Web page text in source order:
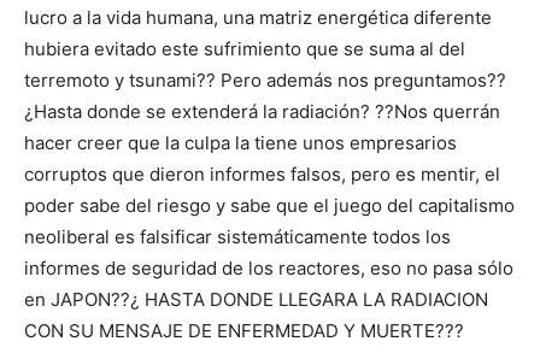
lucro a la vida humana, una matriz energética diferente
hubiera evitado este sufrimiento que se suma al del
terremoto y tsunami?? Pero además nos preguntamos??
¿Hasta donde se extenderá la radiación? ??Nos querrán
hacer creer que la culpa la tiene unos empresarios
corruptos que dieron informes falsos, pero es mentir, el
poder sabe del riesgo y sabe que el juego del capitalismo
neoliberal es falsificar sistemáticamente todos los
informes de seguridad de los reactores, eso no pasa sólo
en JAPON??¿ HASTA DONDE LLEGARA LA RADIACION
CON SU MENSAJE DE ENFERMEDAD Y MUERTE???